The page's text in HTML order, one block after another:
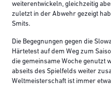
weiterentwickeln, gleichzeitig
zuletzt in der Abwehr gezeigt
Smits.
Die Begegnungen gegen die
Härtetest auf dem Weg zum
die gemeinsame Woche genutzt
abseits des Spielfelds weiter
Weltmeisterschaft ist immer